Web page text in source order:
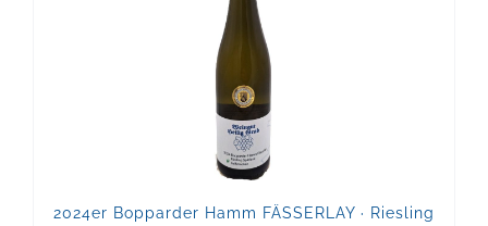
2024er Bopparder Hamm FÄSSERLAY · Riesling